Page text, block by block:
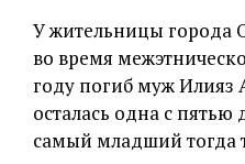
У жительницы города
во время
году погиб муж
осталась одна с
самый младший тогда